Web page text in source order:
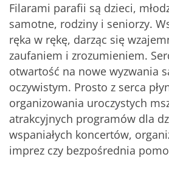
Filarami parafii są dzieci,
samotne, rodziny i seniorzy.
ręka w rękę, darząc się
zaufaniem i zrozumieniem.
otwartość na nowe wyzwania
oczywistym. Prosto z serca
organizowania uroczystych
atrakcyjnych programów dla
wspaniałych koncertów,
imprez czy bezpośrednia